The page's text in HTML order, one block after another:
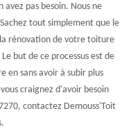
pas besoin. Nous ne
tout simplement que le
rénovation de votre toiture
but de ce processus est de
en sans avoir à subir plus
craignez d'avoir besoin
contactez Demouss'Toit